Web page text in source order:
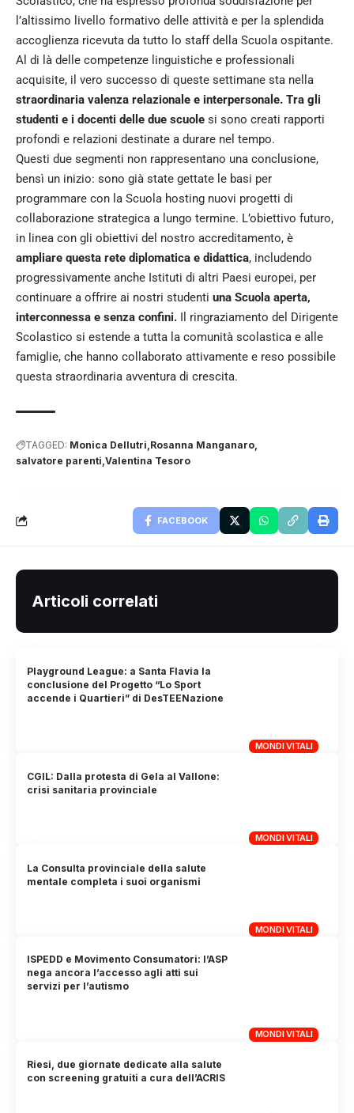
l’altissimo livello formativo delle attività e per la splendida
accoglienza ricevuta da tutto lo staff della Scuola ospitante.
Al di là delle competenze linguistiche e professionali
acquisite, il vero successo di queste settimane sta nella
straordinaria valenza relazionale e interpersonale. Tra gli
studenti e i docenti delle due scuole si sono creati rapporti
profondi e relazioni destinate a durare nel tempo.
Questi due segmenti non rappresentano una conclusione,
bensì un inizio: sono già state gettate le basi per
programmare con la Scuola hosting nuovi progetti di
collaborazione strategica a lungo termine. L’obiettivo futuro,
in linea con gli obiettivi del nostro accreditamento, è
ampliare questa rete diplomatica e didattica, includendo
progressivamente anche Istituti di altri Paesi europei, per
continuare a offrire ai nostri studenti una Scuola aperta,
interconnessa e senza confini. Il ringraziamento del Dirigente
Scolastico si estende a tutta la comunità scolastica e alle
famiglie, che hanno collaborato attivamente e reso possibile
questa straordinaria avventura di crescita.
TAGGED: Monica Dellutri Rosanna Manganaro
salvatore parenti Valentina Tesoro
FACEBOOK
Articoli correlati
MONDI VITALI
Playground League: a Santa Flavia la
conclusione del Progetto “Lo Sport
accende i Quartieri” di DesTEENazione
MONDI VITALI
CGIL: Dalla protesta di Gela al Vallone:
crisi sanitaria provinciale
MONDI VITALI
La Consulta provinciale della salute
mentale completa i suoi organismi
MONDI VITALI
ISPEDD e Movimento Consumatori: l’ASP
nega ancora l’accesso agli atti sui
servizi per l’autismo
Riesi, due giornate dedicate alla salute
con screening gratuiti a cura dell’ACRIS